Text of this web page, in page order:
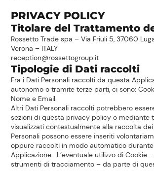
PRIVACY POLICY
Titolare del Trattamento
Rossetto Trade spa – Via Friuli 5, 37060
Verona – ITALY
reception@rossettogroup.it
Tipologie di Dati raccolti
Fra i Dati Personali raccolti da questa
autonomo o tramite terze parti, ci sono:
Nome e Email.
Altri Dati Personali raccolti potrebbero
sezioni di questa privacy policy o mediante
visualizzati contestualmente alla raccolta
Personali possono essere inseriti
oppure raccolti in modo automatico durante
Applicazione. L’eventuale utilizzo di Cookie
strumenti di tracciamento – da parte di